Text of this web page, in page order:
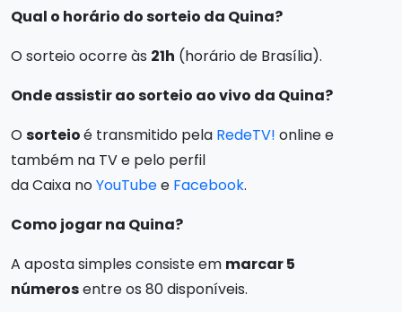
Qual o horário do sorteio da Quina?
O sorteio ocorre às 21h (horário de Brasília).
Onde assistir ao sorteio ao vivo da Quina?
Osorteioé transmitido pela RedeTV! online e
também na TV e pelo perfil
da Caixa noYouTubee Facebook.
Como jogar na Quina?
A aposta simples consiste em marcar 5
númerosentre os 80 disponíveis.